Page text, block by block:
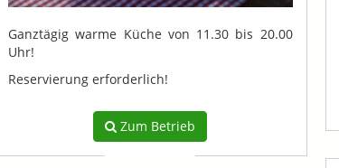
Ganztägig warme Küche von 11.30 bis 20.00
Uhr!
Reservierung erforderlich!
Zum Betrieb